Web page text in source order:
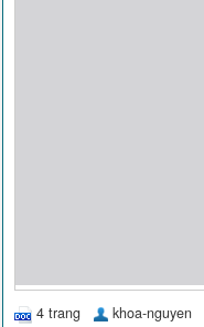
4 trang khoa-nguyen